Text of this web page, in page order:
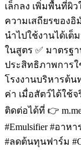
เล็กลง เพิ่มพื้นที่ผิว
ความเสถียรของ
นำไปใช้งานได้เ
ในสูตร ✅ มาตรฐ
ประสิทธิภาพการใ
โรงงานบริหารต้น
ค่า เมื่อสัตว์ได้ใช้จ
ติดต่อได้ที่ 👉
#Emulsifier #อาห
#ลดต้นทุนฟาร์ม